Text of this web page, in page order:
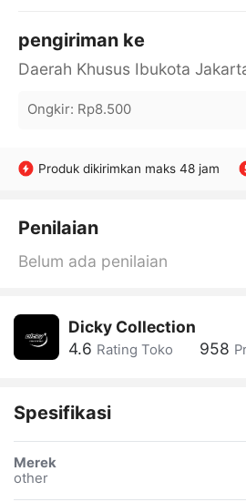
pengiriman ke
Ongkir: Rp8.500
Produk dikirimkan maks 48 jam
Penilaian
Belum ada penilaian
Dicky Collection
4.6 Rating Toko 958
Spesifikasi
Merek
other